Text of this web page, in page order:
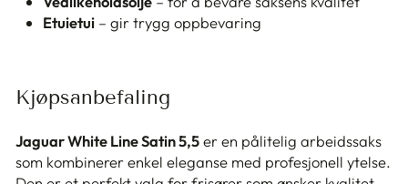
Etuietui – gir trygg oppbevaring
Kjøpsanbefaling
Jaguar White Line Satin 5,5er en pålitelig arbeidssaks
som kombinerer enkel eleganse med profesjonell ytelse.